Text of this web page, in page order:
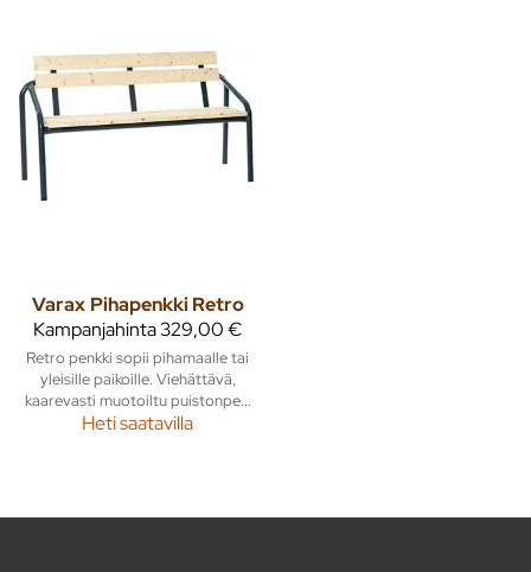
Varax Pihapenkki Retro
Kampanjahinta329,00 €
Retro penkki sopii pihamaalle tai
yleisille paikoille. Viehättävä,
kaarevasti muotoiltu puistonpe...
Heti saatavilla